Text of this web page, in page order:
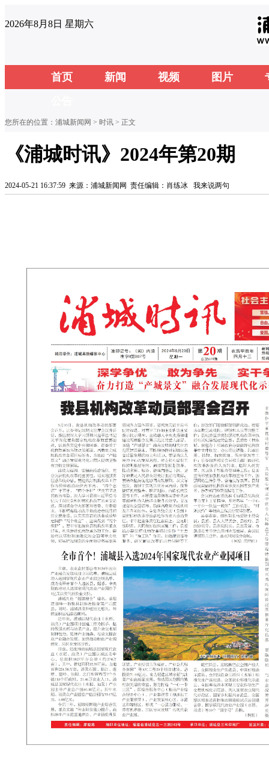
2026年8月8日 星期六
首页 新闻 视频 图片
您所在的位置： 浦城新闻网 > 时讯 > 正文
《浦城时讯》2024年第20期
2024-05-21 16:37:59 来源：浦城新闻网 责任编辑：肖练冰 我来说两句